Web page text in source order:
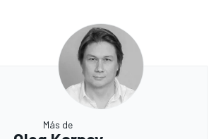
Más de